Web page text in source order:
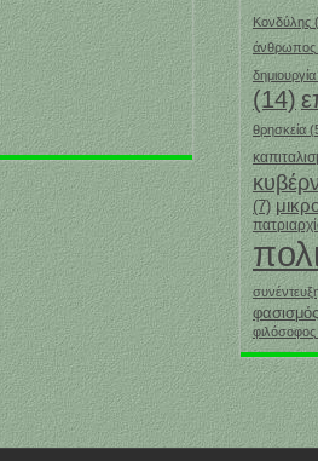
Κονδύλης
άνθρωπος
δημιουργία
(14)
θρησκεία
(7)
φασισμός
φιλόσοφος